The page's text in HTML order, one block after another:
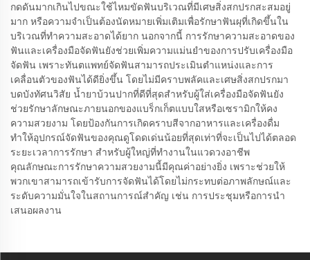
กดดันมากเกินไปขณะใช้ไหมขัดฟันบริเวณที่มีเศษสิ่งสกปรกสะสมอยู่
มาก หรือความจำเป็นต้องนัดหมายเพิ่มเติมเพื่อรักษาฟันผุที่เกิดขึ้นใน
บริเวณที่ทำความสะอาดได้ยาก นอกจากนี้ การรักษาความสะอาดของ
ฟันและเครื่องมือจัดฟันยังช่วยเพิ่มความแม่นยำของการปรับเครื่องมือ
จัดฟัน เพราะทันตแพทย์จัดฟันสามารถประเมินตำแหน่งและการ
เคลื่อนตัวของฟันได้ดียิ่งขึ้น โดยไม่มีคราบพลัคและเศษสิ่งสกปรกมา
บดบังทัศนวิสัย น้ำยาบ้วนปากที่ดีที่สุดสำหรับผู้ใส่เครื่องมือจัดฟันยัง
ช่วยรักษาลักษณะภายนอกของแบร็กเก็ตแบบใสหรือเซรามิกให้คง
ความสวยงาม โดยป้องกันการเกิดคราบสีจากอาหารและเครื่องดื่ม
ทำให้อุปกรณ์จัดฟันของคุณดูโดดเด่นน้อยที่สุดเท่าที่จะเป็นไปได้ตลอด
ระยะเวลาการรักษา สำหรับผู้ใหญ่ที่ทำงานในแวดวงอาชีพ
คุณลักษณะการรักษาความสวยงามนี้มีคุณค่าอย่างยิ่ง เพราะช่วยให้
พวกเขาสามารถเข้ารับการจัดฟันได้โดยไม่กระทบต่อภาพลักษณ์และ
ระดับความมั่นใจในสถานการณ์สำคัญ เช่น การประชุมหรือการนำ
เสนอผลงาน